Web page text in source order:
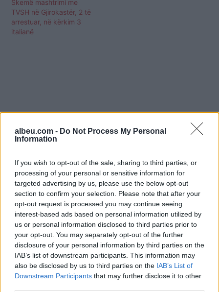
albeu.com - Do Not Process My Personal
Information
If you wish to opt-out of the sale, sharing to third parties, or
processing of your personal or sensitive information for
targeted advertising by us, please use the below opt-out
section to confirm your selection. Please note that after your
opt-out request is processed you may continue seeing
interest-based ads based on personal information utilized by
us or personal information disclosed to third parties prior to
your opt-out. You may separately opt-out of the further
disclosure of your personal information by third parties on the
IAB’s list of downstream participants. This information may
also be disclosed by us to third parties on the IAB’s List of
Downstream Participants that may further disclose it to other
Skemë mashtrimi me
TVSH në Gjirokastër, 2 të
arrestuar, në kërkim 3
italianë
Shtuarmë15.10.2024 10:18
Tags:
4 biznesmenë , Fushe-Kruje ,
skeme
mashtrimi
,